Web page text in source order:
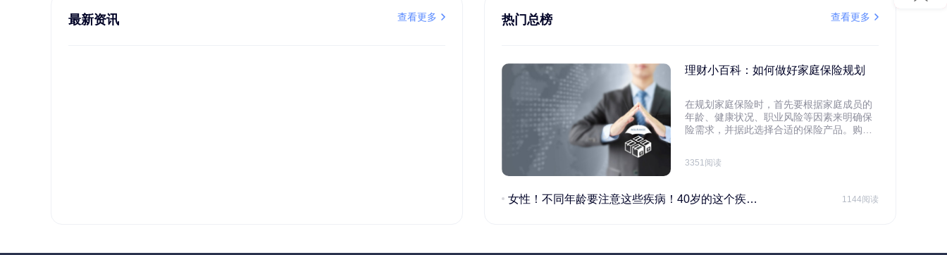
最新资讯 查看更多 热门总榜 查看更多
理财小百科：如何做好家庭保险规划
在规划家庭保险时，首先要根据家庭成员的
年龄、健康状况、职业风险等因素来明确保
险需求，并据此选择合适的保险产品。购买
规划家庭财务预算，确保保险费用不会对家
要经济支柱投保。
3351阅读
女性！不同年龄要注意这些疾病！40岁的这个疾病最需要注意！ 1144阅读